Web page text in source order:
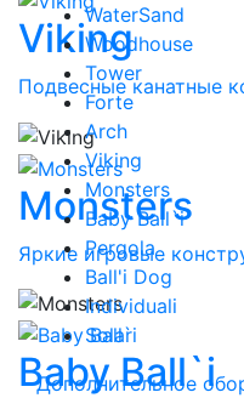
WaterSand
Woodhouse
Tower
Forte
Arch
Viking
Monsters
Baby Ball`i
Pergola
Ball'i Dog
Individuali
Solar
Дополнительное
Viking
Подвесные канатные
Monsters
Яркие игровые
Baby Ball`i